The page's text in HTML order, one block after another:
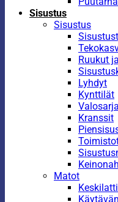
Sisustus
Sisustus
Ruukut
Lyhdyt
Kynttilät
Kranssit
Matot